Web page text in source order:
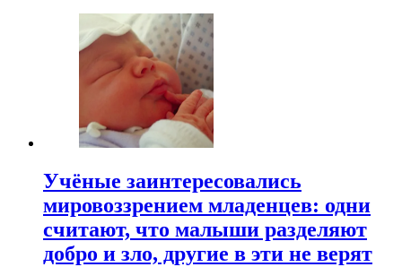
Учёные заинтересовались
мировоззрением младенцев: одни
считают, что малыши разделяют
добро и зло, другие в эти не верят